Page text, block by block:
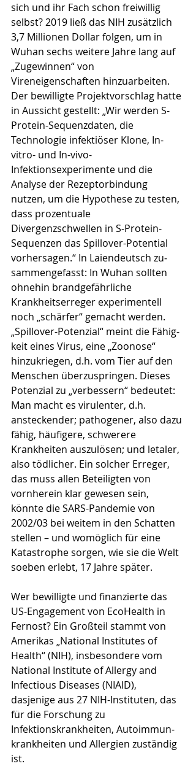
sich und ihr Fach schon freiwillig
selbst? 2019 ließ das NIH zusätzlich
3,7 Millionen Dollar folgen, um in
Wuhan sechs weitere Jahre lang auf
„Zugewinnen“ von
Vireneigenschaften hin­zuarbeiten.
Der bewilligte Projektvorschlag hatte
in Aussicht gestellt: „Wir werden S-
Protein-Sequenzdaten, die
Technologie infektiöser Klone, In-
vitro- und In-vivo-
Infektionsexperimente und die
Analyse der Rezeptor­bin­dung
nutzen, um die Hypothese zu testen,
dass prozen­tuale
Divergenzschwellen in S-Protein-
Sequenzen das Spill­over-Potential
vorhersagen.“ In Laiendeutsch zu­
sam­men­gefasst: In Wuhan sollten
ohnehin brandge­fähr­liche
Krankheitserreger experimentell
noch „schärfer“ gemacht werden.
„Spillover-Potenzial“ meint die Fähig­
keit eines Virus, eine „Zoonose“
hinzukriegen, d.h. vom Tier auf den
Menschen überzuspringen. Dieses
Potenzial zu „verbessern“ bedeutet:
Man macht es virulenter, d.h.
ansteckender; pathogener, also dazu
fähig, häufigere, schwerere
Krankheiten auszulösen; und letaler,
also töd­licher. Ein solcher Erreger,
das muss allen Beteiligten von
vornherein klar gewesen sein,
könnte die SARS-Pandemie von
2002/03 bei weitem in den Schatten
stellen – und womöglich für eine
Katastrophe sorgen, wie sie die Welt
soeben erlebt, 17 Jahre später.
Wer bewilligte und finanzierte das
US-Engagement von EcoHealth in
Fernost? Ein Großteil stammt von
Ameri­kas „National Institutes of
Health“ (NIH), insbesondere vom
National Institute of Allergy and
Infectious Diseases (NIAID),
dasjenige aus 27 NIH-Instituten, das
für die Forschung zu
Infektionskrankheiten, Autoimmun­
krank­heiten und Allergien zuständig
ist.